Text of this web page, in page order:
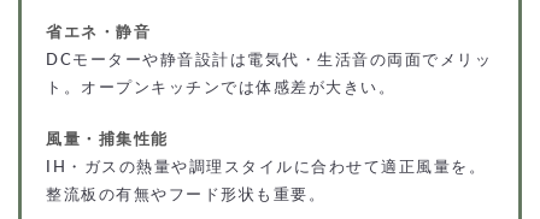
省エネ・静音
DCモーターや静音設計は電気代・生活音の両面でメリッ
ト。オープンキッチンでは体感差が大きい。
風量・捕集性能
IH・ガスの熱量や調理スタイルに合わせて適正風量を。
整流板の有無やフード形状も重要。